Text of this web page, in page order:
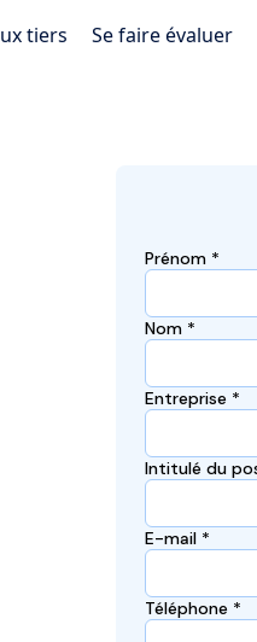
tiers Se faire évaluer